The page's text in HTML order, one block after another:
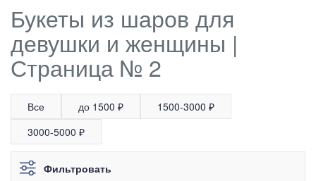
Букеты из шаров для
девушки и женщины |
Страница № 2
Все до 1500 ₽
1500-3000 ₽
3000-5000 ₽
Фильтровать